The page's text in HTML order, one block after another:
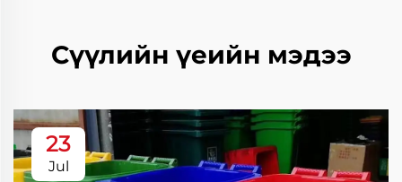
Сүүлийн үеийн мэдээ
23
Jul